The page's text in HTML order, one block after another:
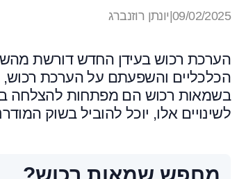
09/02/2025 יונתן רוזנברג
הערכת רכוש בעידן החדש דורשת
הכלכליים והשפעתם על הערכת רכוש,
בשמאות רכוש הם מפתחות להצלחה
לשינויים אלו, יוכל להוביל בשוק